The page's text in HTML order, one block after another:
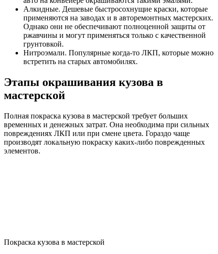
Алкидные. Дешевые быстросохнущие краски, которые
применяются на заводах и в авторемонтных мастерских.
Однако они не обеспечивают полноценной защиты от
ржавчины и могут применяться только с качественной
грунтовкой.
Нитроэмали. Популярные когда-то ЛКП, которые можно
встретить на старых автомобилях.
Этапы окрашивания кузова в
мастерской
Полная покраска кузова в мастерской требует больших
временных и денежных затрат. Она необходима при сильных
повреждениях ЛКП или при смене цвета. Гораздо чаще
производят локальную покраску каких-либо поврежденных
элементов.
Покраска кузова в мастерской